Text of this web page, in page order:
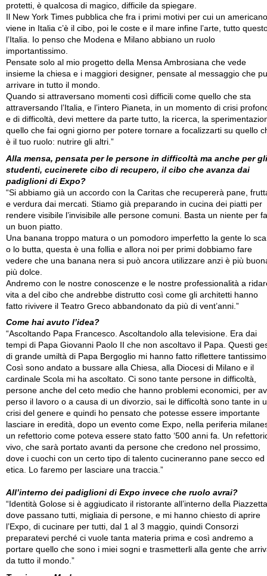
protetti, è qualcosa di magico, difficile da spiegare.
Il New York Times pubblica che fra i primi motivi per cui un americano
viene in Italia c’è il cibo, poi le coste e il mare infine l’arte, tutto
l’Italia. Io penso che Modena e Milano abbiano un ruolo
importantissimo.
Pensate solo al mio progetto della Mensa Ambrosiana che vede
insieme la chiesa e i maggiori designer, pensate al messaggio che
arrivare in tutto il mondo.
Quando si attraversano momenti così difficili come quello che sta
attraversando l’Italia, e l’intero Pianeta, in un momento di crisi
e di difficoltà, devi mettere da parte tutto, la ricerca, la
quello che fai ogni giorno per potere tornare a focalizzarti su quello
è il tuo ruolo: nutrire gli altri.”
Alla mensa, pensata per le persone in difficoltà ma anche per gli
studenti, cucinerete cibo di recupero, il cibo che avanza dai
padiglioni di Expo?
“Si abbiamo già un accordo con la Caritas che recupererà pane,
e verdura dai mercati. Stiamo già preparando in cucina dei piatti per
rendere visibile l’invisibile alle persone comuni. Basta un niente per
un buon piatto.
Una banana troppo matura o un pomodoro imperfetto la gente lo
o lo butta, questa è una follia e allora noi per primi dobbiamo fare
vedere che una banana nera si può ancora utilizzare anzi è più
più dolce.
Andremo con le nostre conoscenze e le nostre professionalità a
vita a del cibo che andrebbe distrutto così come gli architetti hanno
fatto rivivere il Teatro Greco abbandonato da più di vent’anni.”
Come hai avuto l’idea?
“Ascoltando Papa Francesco. Ascoltandolo alla televisione. Era dai
tempi di Papa Giovanni Paolo II che non ascoltavo il Papa. Questi
di grande umiltà di Papa Bergoglio mi hanno fatto riflettere
Così sono andato a bussare alla Chiesa, alla Diocesi di Milano e il
cardinale Scola mi ha ascoltato. Ci sono tante persone in difficoltà,
persone anche del ceto medio che hanno problemi economici, per
perso il lavoro o a causa di un divorzio, sai le difficoltà sono tante in
crisi del genere e quindi ho pensato che potesse essere importante
lasciare in eredità, dopo un evento come Expo, nella periferia
un refettorio come poteva essere stato fatto ‘500 anni fa. Un
vivo, che sarà portato avanti da persone che credono nel prossimo,
dove i cuochi con un certo tipo di talento cucineranno pane secco ed
etica. Lo faremo per lasciare una traccia.”
All’interno dei padiglioni di Expo invece che ruolo avrai?
“Identità Golose si è aggiudicato il ristorante all’interno della Piazzetta
dove passano tutti, migliaia di persone, e mi hanno chiesto di aprire
l’Expo, di cucinare per tutti, dal 1 al 3 maggio, quindi Consorzi
preparatevi perché ci vuole tanta materia prima e così andremo a
portare quello che sono i miei sogni e trasmetterli alla gente che
da tutto il mondo.”